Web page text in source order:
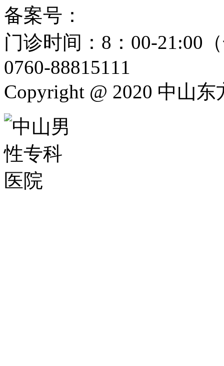
备案号：
门诊时间：8：00-21:00
0760-88815111
Copyright @ 2020 中山